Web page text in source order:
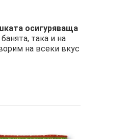
осигуряваща
така и на
на всеки вкус